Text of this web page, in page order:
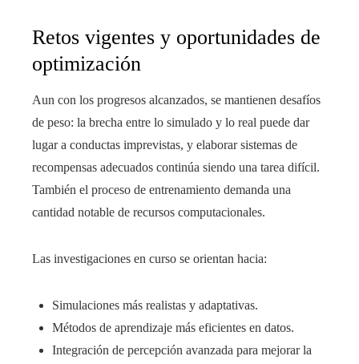
Retos vigentes y oportunidades de
optimización
Aun con los progresos alcanzados, se mantienen desafíos
de peso: la brecha entre lo simulado y lo real puede dar
lugar a conductas imprevistas, y elaborar sistemas de
recompensas adecuados continúa siendo una tarea difícil.
También el proceso de entrenamiento demanda una
cantidad notable de recursos computacionales.
Las investigaciones en curso se orientan hacia:
Simulaciones más realistas y adaptativas.
Métodos de aprendizaje más eficientes en datos.
Integración de percepción avanzada para mejorar la